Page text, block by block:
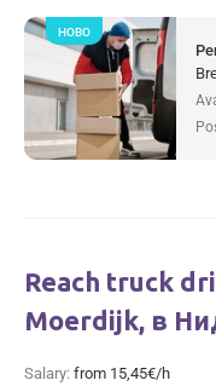
НОВО
Reach truck
Moerdijk, в
Salary: from 15,45€/h